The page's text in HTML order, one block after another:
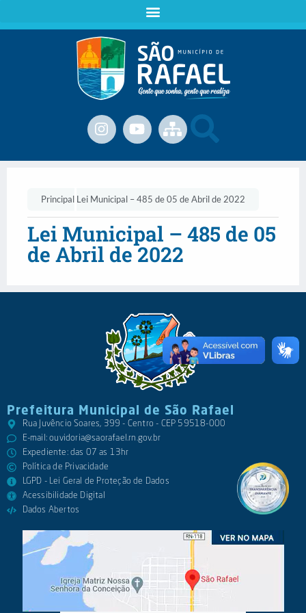
Principal Lei Municipal – 485 de 05 de Abril de 2022
Lei Municipal – 485 de 05
de Abril de 2022
Prefeitura Municipal de São Rafael
Rua Juvêncio Soares, 399 - Centro - CEP 59518-000
E-mail:ouvidoria@saorafael.rn.gov.br
Expediente: das 07 as 13hr
Política de Privacidade
LGPD - Lei Geral de Proteção de Dados
Acessibilidade Digital
Dados Abertos